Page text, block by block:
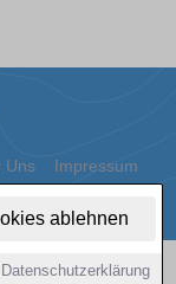
ablehnen
Datenschutzerklärung
Uns Impressum
by: 1a-sites-autos